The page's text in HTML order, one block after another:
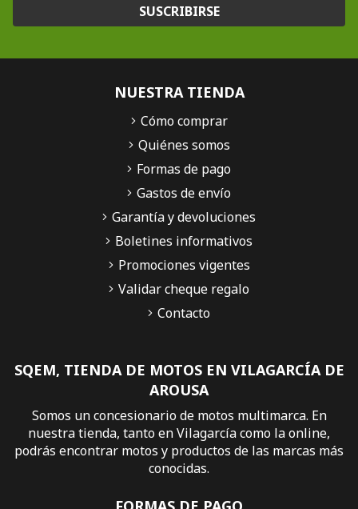
SUSCRIBIRSE
SQEM, TIENDA DE MOTOS EN VILAGARCÍA DE
AROUSA
Somos un concesionario de motos multimarca. En
nuestra tienda, tanto en Vilagarcía como la online,
podrás encontrar motos y productos de las marcas más
conocidas.
NUESTRA TIENDA
Cómo comprar
Quiénes somos
Formas de pago
Gastos de envío
Garantía y devoluciones
Boletines informativos
Promociones vigentes
Validar cheque regalo
Contacto